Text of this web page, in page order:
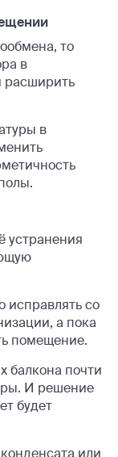
то
в
расширить
в
устранения
исправлять со
а пока
помещение.
балкона почти
И решение
будет